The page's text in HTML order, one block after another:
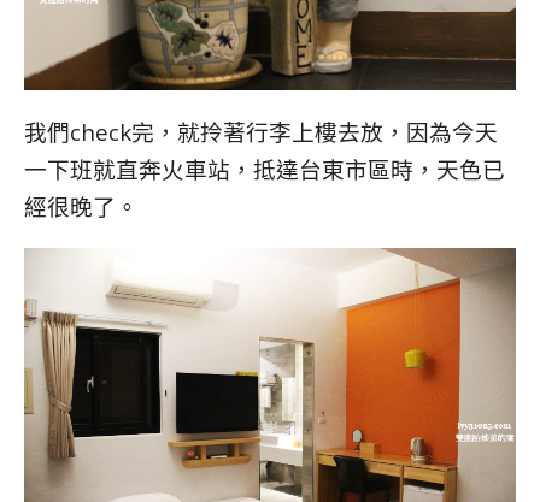
我們check完，就拎著行李上樓去放，因為今天
一下班就直奔火車站，抵達台東市區時，天色已
經很晚了。